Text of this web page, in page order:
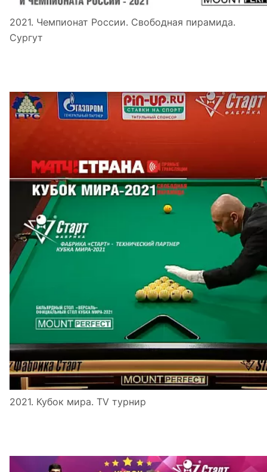
2021. Чемпионат России. Свободная пирамида.
Сургут
2021. Кубок мира. TV турнир